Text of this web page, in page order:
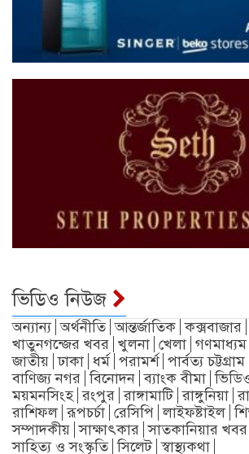
ভিডিও নিউজ
অন্যান্য অর্থনীতি আন্তর্জাতিক কক্সবাজার
খাতুনগন্জের খবর খুলনা খেলা গণমাধ্যম
জাতীয় ঢাকা ধর্ম পরামর্শ পার্বত্য চট্টগ্রাম
বাণিজ্য নগর বিনোদন ব্যাংক বীমা
ময়মনসিংহ রংপুর রাঙ্গামাটি রাঙ্গুনিয়া
রাশিফল রূপচর্চা রেসিপি লাইফষ্টাইল
সম্পাদকীয় সাক্ষাৎকার সাতকানিয়ার খবর
সাহিত্য ও সংস্কৃতি সিলেট স্বাস্থ্যকথা